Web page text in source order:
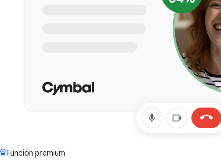
Función premium